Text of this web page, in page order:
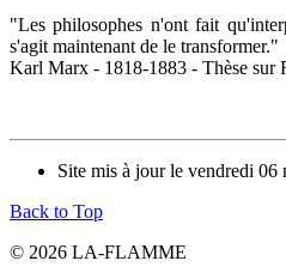
"Les philosophes n'ont fait
s'agit maintenant de le transformer."
Karl Marx - 1818-1883 - Thèse sur
Site mis à jour le vendredi 06
Back to Top
© 2026 LA-FLAMME